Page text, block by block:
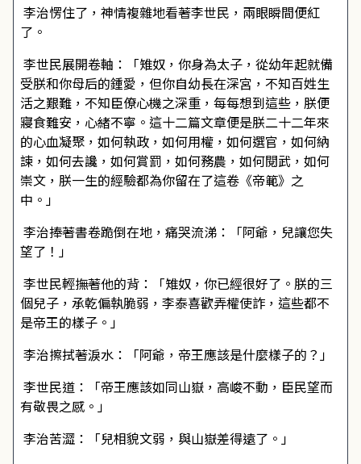
李治愣住了，神情複雜地看著李世民，兩眼瞬間便紅
了。
李世民展開卷軸：「雉奴，你身為太子，從幼年起就備
受朕和你母后的鍾愛，但你自幼長在深宮，不知百姓生
活之艱難，不知臣僚心機之深重，每每想到這些，朕便
寢食難安，心緒不寧。這十二篇文章便是朕二十二年來
的心血凝聚，如何執政，如何用權，如何選官，如何納
諫，如何去讒，如何賞罰，如何務農，如何閱武，如何
崇文，朕一生的經驗都為你留在了這卷《帝範》之
中。」
李治捧著書卷跪倒在地，痛哭流涕：「阿爺，兒讓您失
望了！」
李世民輕撫著他的背：「雉奴，你已經很好了。朕的三
個兒子，承乾偏執脆弱，李泰喜歡弄權使詐，這些都不
是帝王的樣子。」
李治擦拭著淚水：「阿爺，帝王應該是什麼樣子的？」
李世民道：「帝王應該如同山嶽，高峻不動，臣民望而
有敬畏之感。」
李治苦澀：「兒相貌文弱，與山嶽差得遠了。」